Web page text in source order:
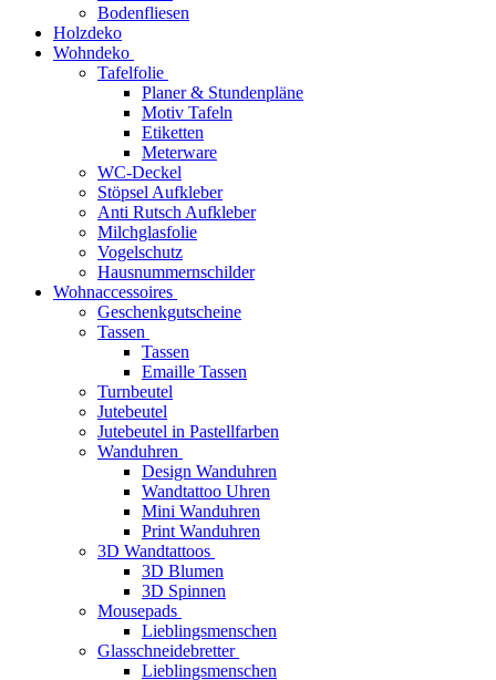
Bodenfliesen
Holzdeko
Wohndeko
Tafelfolie
Planer & Stundenpläne
Motiv Tafeln
Etiketten
Meterware
WC-Deckel
Stöpsel Aufkleber
Anti Rutsch Aufkleber
Milchglasfolie
Vogelschutz
Hausnummernschilder
Wohnaccessoires
Geschenkgutscheine
Tassen
Tassen
Emaille Tassen
Turnbeutel
Jutebeutel
Jutebeutel in Pastellfarben
Wanduhren
Design Wanduhren
Wandtattoo Uhren
Mini Wanduhren
Print Wanduhren
3D Wandtattoos
3D Blumen
3D Spinnen
Mousepads
Lieblingsmenschen
Glasschneidebretter
Lieblingsmenschen